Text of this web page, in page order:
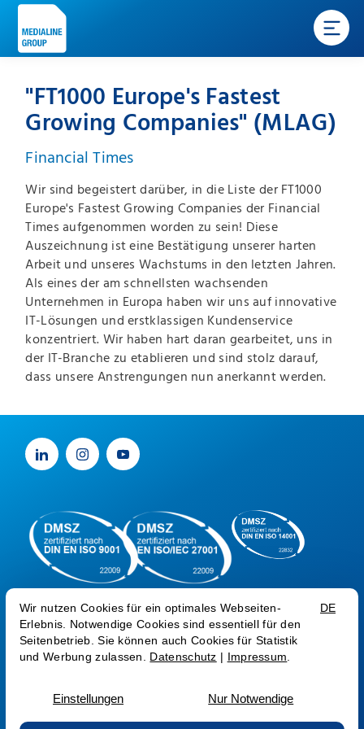
"FT1000 Europe's Fastest
Growing Companies" (MLAG)
Financial Times
Wir sind begeistert darüber, in die Liste der FT1000
Europe's Fastest Growing Companies der Financial
Times aufgenommen worden zu sein! Diese
Auszeichnung ist eine Bestätigung unserer harten
Arbeit und unseres Wachstums in den letzten Jahren.
Als eines der am schnellsten wachsenden
Unternehmen in Europa haben wir uns auf innovative
IT-Lösungen und erstklassigen Kundenservice
konzentriert. Wir haben hart daran gearbeitet, uns in
der IT-Branche zu etablieren und sind stolz darauf,
dass unsere Anstrengungen nun anerkannt werden.
Sprache: EN